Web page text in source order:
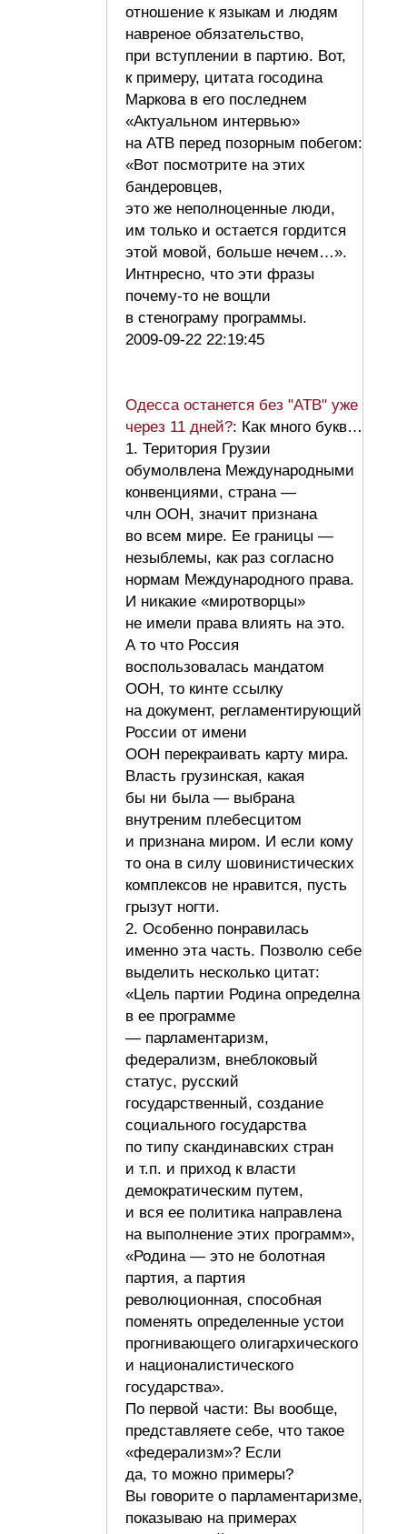
отношение к языкам и людям
навреное обязательство,
при вступлении в партию. Вот,
к примеру, цитата госодина
Маркова в его последнем
«Актуальном интервью»
на АТВ перед позорным побегом:
«Вот посмотрите на этих
бандеровцев,
это же неполноценные люди,
им только и остается гордится
этой мовой, больше нечем…».
Интнресно, что эти фразы
почему-то не вощли
в стенограму программы.
2009-09-22 22:19:45
Одесса останется без "АТВ" уже
через 11 дней?: Как много букв…
1. Територия Грузии
обумолвлена Международными
конвенциями, страна —
члн ООН, значит признана
во всем мире. Ее границы —
незыблемы, как раз согласно
нормам Международного права.
И никакие «миротворцы»
не имели права влиять на это.
А то что Россия
воспользовалась мандатом
ООН, то кинте ссылку
на документ, регламентирующий
России от имени
ООН перекраивать карту мира.
Власть грузинская, какая
бы ни была — выбрана
внутреним плебесцитом
и признана миром. И если кому
то она в силу шовинистических
комплексов не нравится, пусть
грызут ногти.
2. Особенно понравилась
именно эта часть. Позволю себе
выделить несколько цитат:
«Цель партии Родина определна
в ее программе
— парламентаризм,
федерализм, внеблоковый
статус, русский
государственный, создание
социального государства
по типу скандинавских стран
и т.п. и приход к власти
демократическим путем,
и вся ее политика направлена
на выполнение этих программ»,
«Родина — это не болотная
партия, а партия
революционная, способная
поменять определенные устои
прогнивающего олигархического
и националистического
государства».
По первой части: Вы вообще,
представляете себе, что такое
«федерализм»? Если
да, то можно примеры?
Вы говорите о парламентаризме,
показываю на примерах